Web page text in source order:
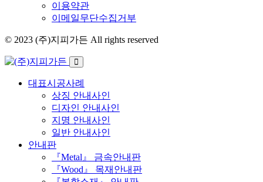
이용약관
이메일무단수집거부
© 2023 (주)지피가든 All rights reserved
대표시공사례
상징 안내사인
디자인 안내사인
지명 안내사인
일반 안내사인
안내판
『Metal』 금속안내판
『Wood』 목재안내판